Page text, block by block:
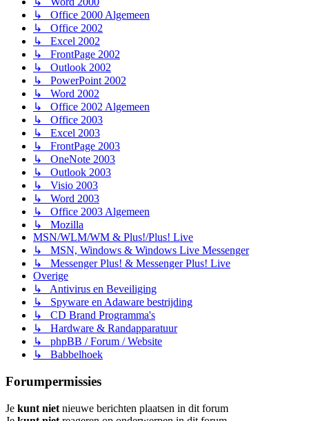
↳ Office 2000 Algemeen
↳ Office 2002
↳ Excel 2002
↳ FrontPage 2002
↳ Outlook 2002
↳ PowerPoint 2002
↳ Word 2002
↳ Office 2002 Algemeen
↳ Office 2003
↳ Excel 2003
↳ FrontPage 2003
↳ OneNote 2003
↳ Outlook 2003
↳ Visio 2003
↳ Word 2003
↳ Office 2003 Algemeen
↳ Mozilla
MSN/WLM/WM & Plus!/Plus! Live
↳ MSN, Windows & Windows Live Messenger
↳ Messenger Plus! & Messenger Plus! Live
Overige
↳ Antivirus en Beveiliging
↳ Spyware en Adaware bestrijding
↳ CD Brand Programma's
↳ Hardware & Randapparatuur
↳ phpBB / Forum / Website
↳ Babbelhoek
Forumpermissies
Je kunt niet nieuwe berichten plaatsen in dit forum